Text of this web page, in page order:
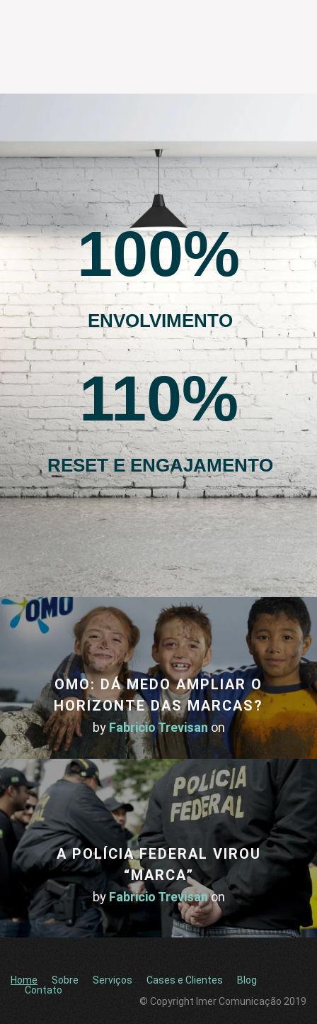
100
ENVOLVIMENTO
110
RESET E ENGAJAMENTO
OMO: DÁ MEDO AMPLIAR O
HORIZONTE DAS MARCAS?
by Fabricio Trevisanon
A POLÍCIA FEDERAL VIROU
“MARCA”
by Fabricio Trevisanon
Home Sobre Serviços Cases e Clientes
Blog
Contato
© Copyright Imer Comunicação 2019